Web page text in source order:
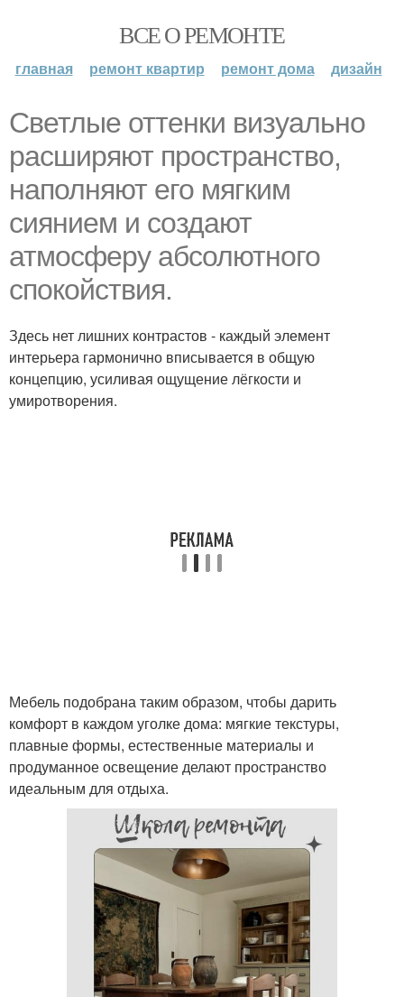
ВСЕ О РЕМОНТЕ
главная ремонт квартир ремонт дома дизайн
Светлые оттенки визуально
расширяют пространство,
наполняют его мягким
сиянием и создают
атмосферу абсолютного
спокойствия.
Здесь нет лишних контрастов - каждый элемент
интерьера гармонично вписывается в общую
концепцию, усиливая ощущение лёгкости и
умиротворения.
Мебель подобрана таким образом, чтобы дарить
комфорт в каждом уголке дома: мягкие текстуры,
плавные формы, естественные материалы и
продуманное освещение делают пространство
идеальным для отдыха.